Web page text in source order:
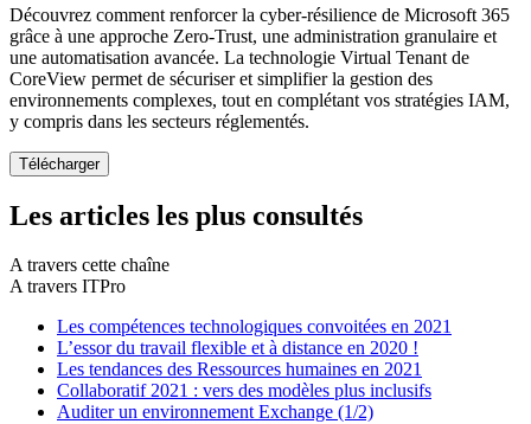
Découvrez comment renforcer la cyber-résilience de Microsoft 365
grâce à une approche Zero-Trust, une administration granulaire et
une automatisation avancée. La technologie Virtual Tenant de
CoreView permet de sécuriser et simplifier la gestion des
environnements complexes, tout en complétant vos stratégies IAM,
y compris dans les secteurs réglementés.
Les articles les plus consultés
A travers cette chaîne
A travers ITPro
Les compétences technologiques convoitées en 2021
L’essor du travail flexible et à distance en 2020 !
Les tendances des Ressources humaines en 2021
Collaboratif 2021 : vers des modèles plus inclusifs
Auditer un environnement Exchange (1/2)